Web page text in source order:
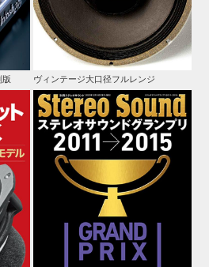
版 ヴィンテージ大口径フルレンジ